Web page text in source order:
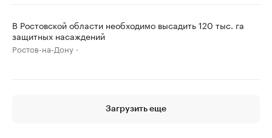
В Ростовской области необходимо высадить 120 тыс. га
защитных насаждений
Ростов-на-Дону
Загрузить еще